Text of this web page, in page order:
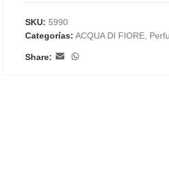
SKU: 5990
Categorías: ACQUA DI FIORE,
Share: